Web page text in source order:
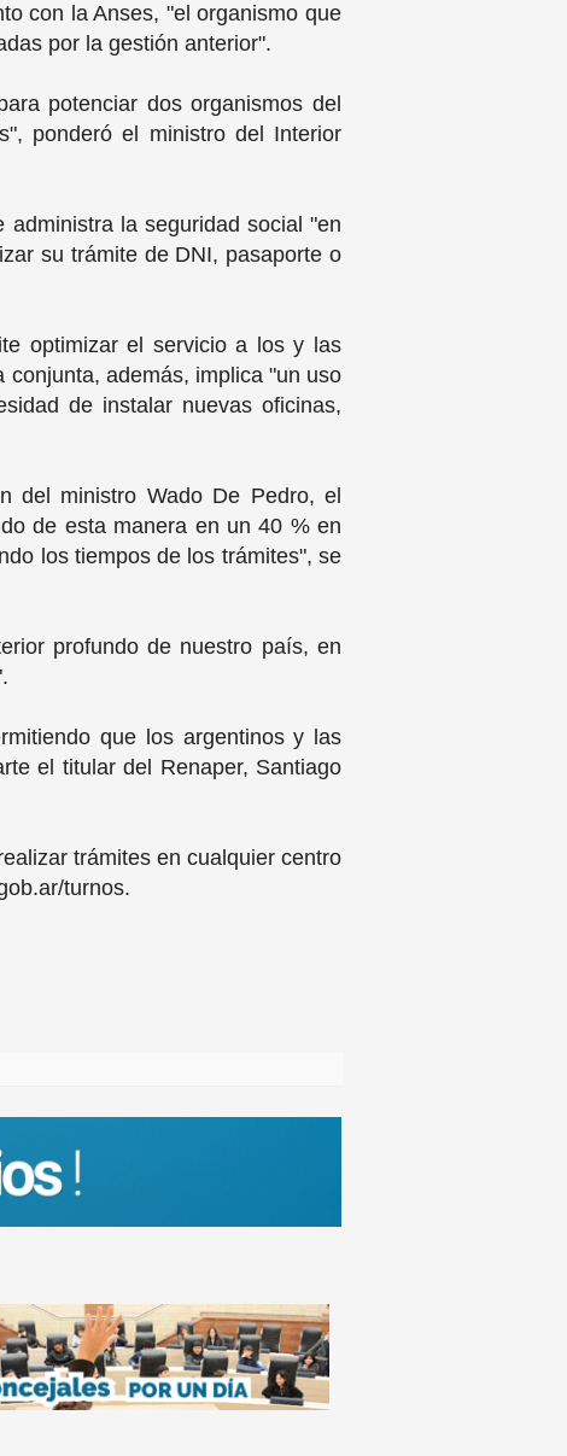
con la Anses, "el organismo que
por la gestión anterior".
potenciar dos organismos del
ponderó el ministro del Interior
la seguridad social "en
su trámite de DNI, pasaporte o
optimizar el servicio a los y las
además, implica "un uso
de instalar nuevas oficinas,
del ministro Wado De Pedro, el
de esta manera en un 40 % en
los tiempos de los trámites", se
profundo de nuestro país, en
que los argentinos y las
el titular del Renaper, Santiago
trámites en cualquier centro
turnos.